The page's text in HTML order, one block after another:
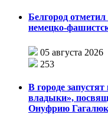
Белгород
немецко-
05 августа 2026
253
В городе
владыки»,
Онуфрию